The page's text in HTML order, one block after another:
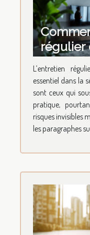
régulier
de
L’entretien
essentiel dans la
sont ceux qui
pratique,
risques invisibles
les paragraphes